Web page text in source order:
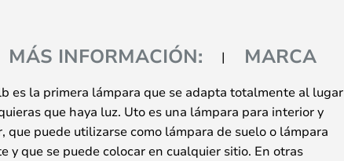
MÁS INFORMACIÓN: MARCA
es la primera lámpara que se adapta totalmente al lugar
que haya luz. Uto es una lámpara para interior y
que puede utilizarse como lámpara de suelo o lámpara
y que se puede colocar en cualquier sitio. En otras